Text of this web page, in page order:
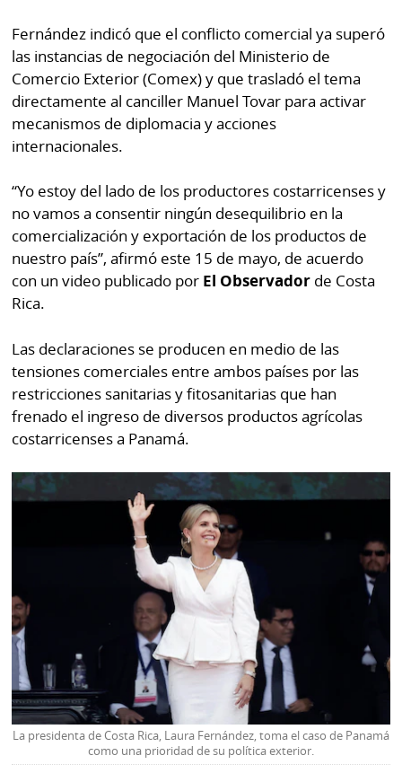
SITIOS
Metro
por
Metro
Panamá
Tus
Tiquetes
Cero
Corprensa
Mi
Diario
Ellas
Club
La
Prensa
Busca
Fácil
⌾
por
Hoy
⌾
Sábado
La
Tal
Cual
⌾
Sabrina
Censura
Fernández indicó que el conflicto comercial ya superó
las instancias de negociación del Ministerio de
Comercio Exterior (Comex) y que trasladó el tema
directamente al canciller Manuel Tovar para activar
mecanismos de diplomacia y acciones
internacionales.
“Yo estoy del lado de los productores costarricenses y
no vamos a consentir ningún desequilibrio en la
comercialización y exportación de los productos de
nuestro país”, afirmó este 15 de mayo, de acuerdo
con un video publicado por El Observador de Costa
Rica.
Las declaraciones se producen en medio de las
tensiones comerciales entre ambos países por las
restricciones sanitarias y fitosanitarias que han
frenado el ingreso de diversos productos agrícolas
costarricenses a Panamá.
La presidenta de Costa Rica, Laura Fernández, toma el caso de Panamá
como una prioridad de su política exterior.